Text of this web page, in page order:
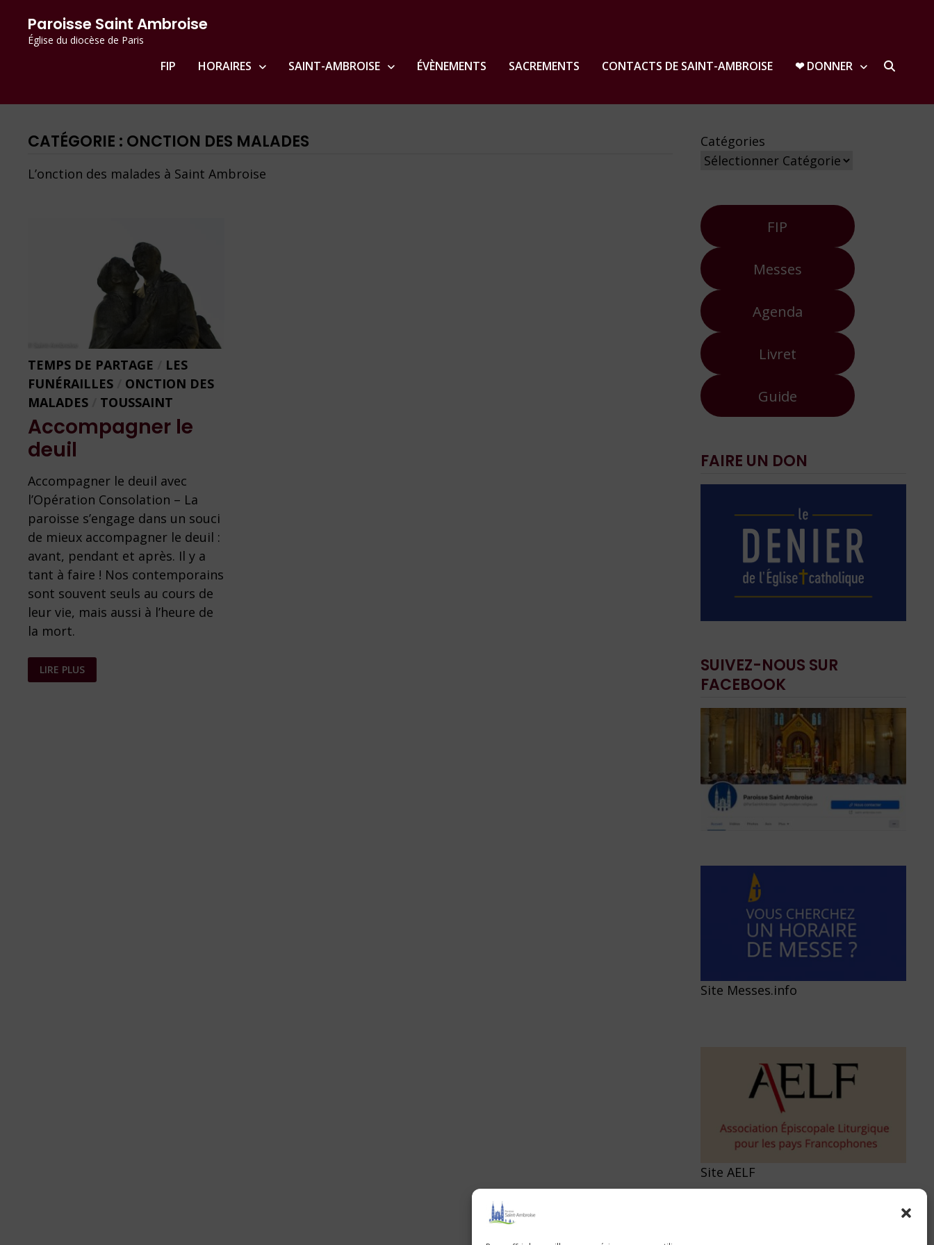
principal
contenu
Paroisse Saint Ambroise
Église du diocèse de Paris
FIP HORAIRES SAINT-AMBROISE ÉVÈNEMENTS SACREMENTS CONTACTS DE SAINT-AMBROISE ❤︎ DONNER
CATÉGORIE : ONCTION DES MALADES
L’onction des malades à Saint Ambroise
TEMPS DE PARTAGE
LES
FUNÉRAILLES
ONCTION DES
MALADES
TOUSSAINT
Accompagner le
deuil
Accompagner le deuil avec
l’Opération Consolation – La
paroisse s’engage dans un souci
de mieux accompagner le deuil :
avant, pendant et après. Il y a
tant à faire ! Nos contemporains
sont souvent seuls au cours de
leur vie, mais aussi à l’heure de
la mort.
ACCOMPAGNER
LE
DEUIL
LIRE PLUS
Catégories
FIP
Messes
Agenda
Livret
Guide
FAIRE UN DON
SUIVEZ-NOUS SUR
FACEBOOK
Site Messes.info
Site AELF